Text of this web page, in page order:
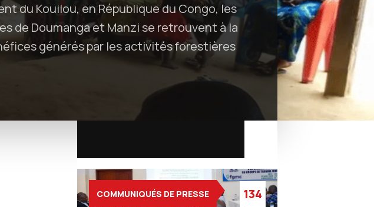
du Kouilou, en République du Congo, les
de Doumanga et Manzi se retrouvent à la
générés par les activités forestières
COMMUNIQUÉS DE PRESSE 134